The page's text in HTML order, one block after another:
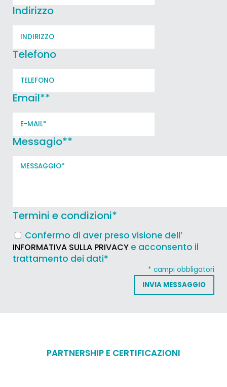
Indirizzo
Telefono
Email**
Messagio**
Termini e condizioni*
Confermo di aver preso visione dell’
INFORMATIVA SULLA PRIVACY e acconsento il
trattamento dei dati*
* campi obbligatori
PARTNERSHIP E CERTIFICAZIONI